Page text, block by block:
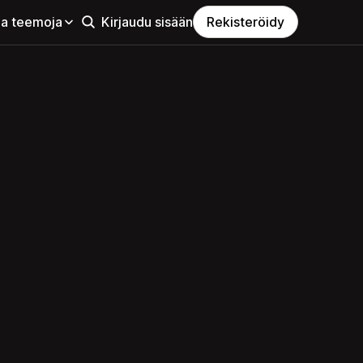
teemoja Kirjaudu sisään Rekisteröidy